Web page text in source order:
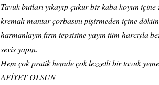
Tavuk butları yıkayıp çukur bir kaba koyun
kremalı mantar çorbasını pişirmeden içine
harmanlayın fırın tepsisine yayın tüm harcıyla
sevis yapın.
Hem çok pratik hemde çok lezzetli bir tavuk
AFİYET OLSUN